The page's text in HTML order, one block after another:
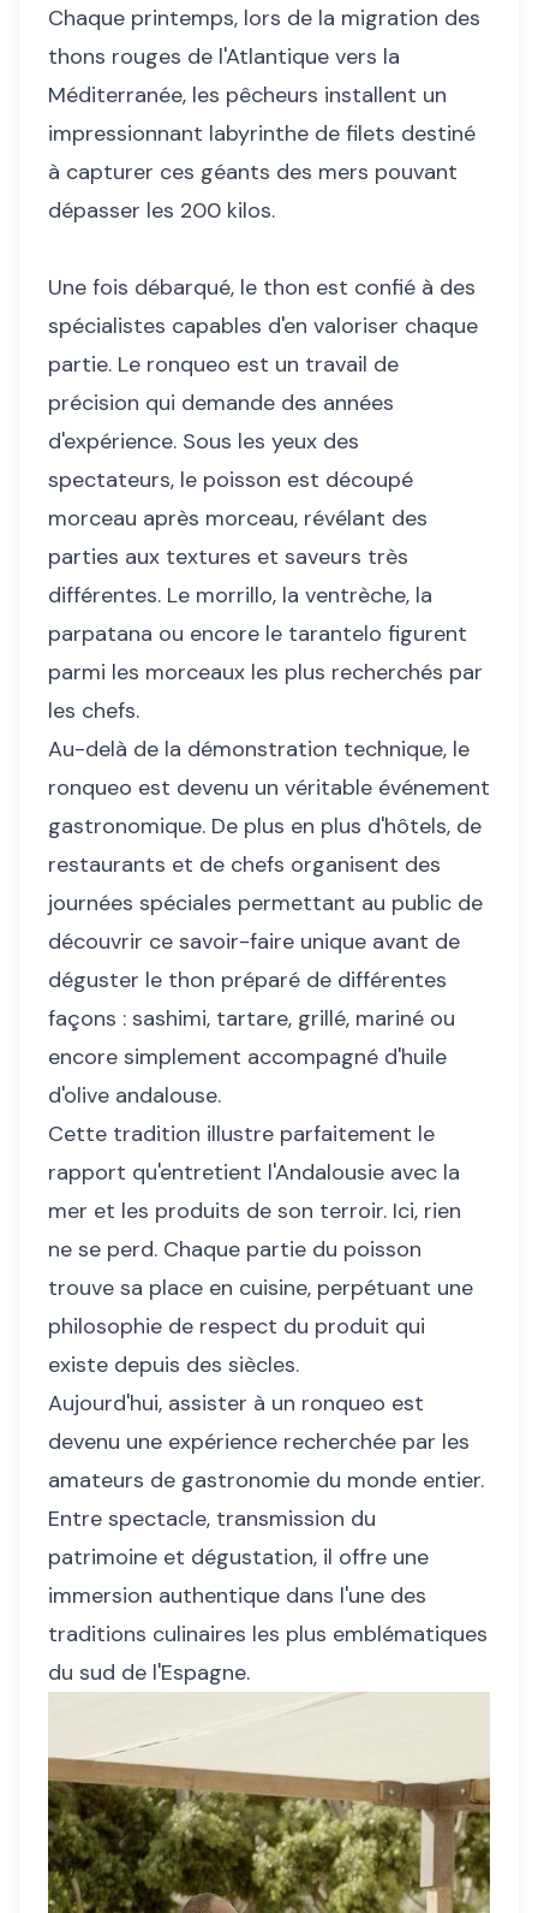
Chaque printemps, lors de la migration des
thons rouges de l'Atlantique vers la
Méditerranée, les pêcheurs installent un
impressionnant labyrinthe de filets destiné
à capturer ces géants des mers pouvant
dépasser les 200 kilos.
Une fois débarqué, le thon est confié à des
spécialistes capables d'en valoriser chaque
partie. Le ronqueo est un travail de
précision qui demande des années
d'expérience. Sous les yeux des
spectateurs, le poisson est découpé
morceau après morceau, révélant des
parties aux textures et saveurs très
différentes. Le morrillo, la ventrèche, la
parpatana ou encore le tarantelo figurent
parmi les morceaux les plus recherchés par
les chefs.
Au-delà de la démonstration technique, le
ronqueo est devenu un véritable événement
gastronomique. De plus en plus d'hôtels, de
restaurants et de chefs organisent des
journées spéciales permettant au public de
découvrir ce savoir-faire unique avant de
déguster le thon préparé de différentes
façons : sashimi, tartare, grillé, mariné ou
encore simplement accompagné d'huile
d'olive andalouse.
Cette tradition illustre parfaitement le
rapport qu'entretient l'Andalousie avec la
mer et les produits de son terroir. Ici, rien
ne se perd. Chaque partie du poisson
trouve sa place en cuisine, perpétuant une
philosophie de respect du produit qui
existe depuis des siècles.
Aujourd'hui, assister à un ronqueo est
devenu une expérience recherchée par les
amateurs de gastronomie du monde entier.
Entre spectacle, transmission du
patrimoine et dégustation, il offre une
immersion authentique dans l'une des
traditions culinaires les plus emblématiques
du sud de l'Espagne.